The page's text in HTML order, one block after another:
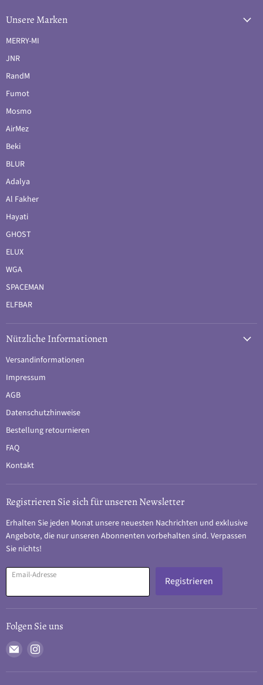
Unsere Marken
MERRY-MI
JNR
RandM
Fumot
Mosmo
AirMez
Beki
BLUR
Adalya
Al Fakher
Hayati
GHOST
ELUX
WGA
SPACEMAN
ELFBAR
Nützliche Informationen
Versandinformationen
Impressum
AGB
Datenschutzhinweise
Bestellung retournieren
FAQ
Kontakt
Registrieren Sie sich für unseren Newsletter
Erhalten Sie jeden Monat unsere neuesten Nachrichten und exklusive
Angebote, die nur unseren Abonnenten vorbehalten sind. Verpassen
Sie nichts!
Email-Adresse Registrieren
Folgen Sie uns
Email
uns